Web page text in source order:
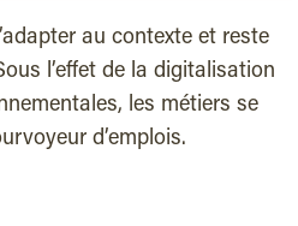
au contexte et reste
l’effet de la digitalisation
les métiers se
d’emplois.